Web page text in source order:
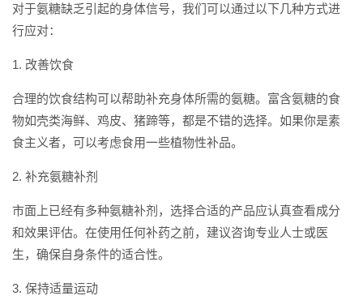
对于氨糖缺乏引起的身体信号，我们可以通过以下几种方式进
行应对：
1. 改善饮食
合理的饮食结构可以帮助补充身体所需的氨糖。富含氨糖的食
物如壳类海鲜、鸡皮、猪蹄等，都是不错的选择。如果你是素
食主义者，可以考虑食用一些植物性补品。
2. 补充氨糖补剂
市面上已经有多种氨糖补剂，选择合适的产品应认真查看成分
和效果评估。在使用任何补药之前，建议咨询专业人士或医
生，确保自身条件的适合性。
3. 保持适量运动